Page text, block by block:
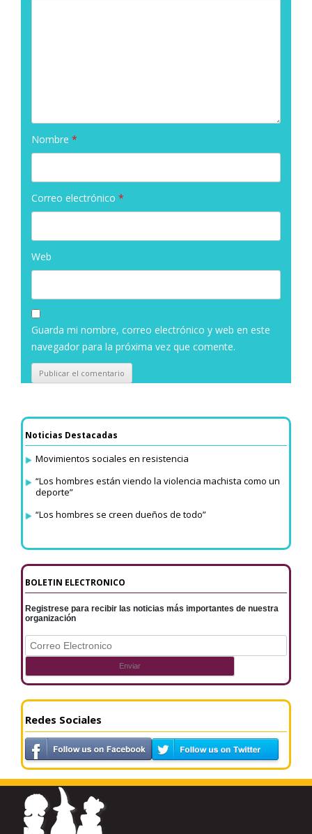
Nombre *
Correo electrónico *
Web
Guarda mi nombre, correo electrónico y web en este
navegador para la próxima vez que comente.
Noticias Destacadas
Movimientos sociales en resistencia
“Los hombres están viendo la violencia machista como un
deporte”
“Los hombres se creen dueños de todo”
BOLETIN ELECTRONICO
Registrese para recibir las noticias más importantes de nuestra
organización
Redes Sociales